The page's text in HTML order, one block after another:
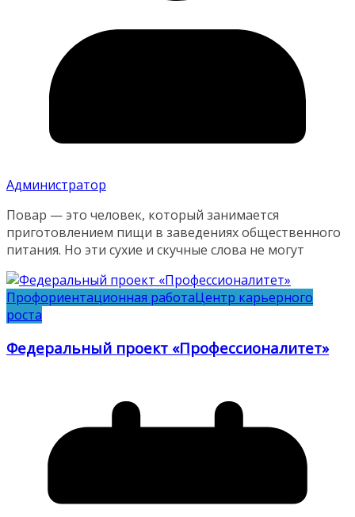
Администратор
Повар — это человек, который занимается
приготовлением пищи в заведениях общественного
питания. Но эти сухие и скучные слова не могут
Профориентационная работаЦентр карьерного
роста
Федеральный проект «Профессионалитет»